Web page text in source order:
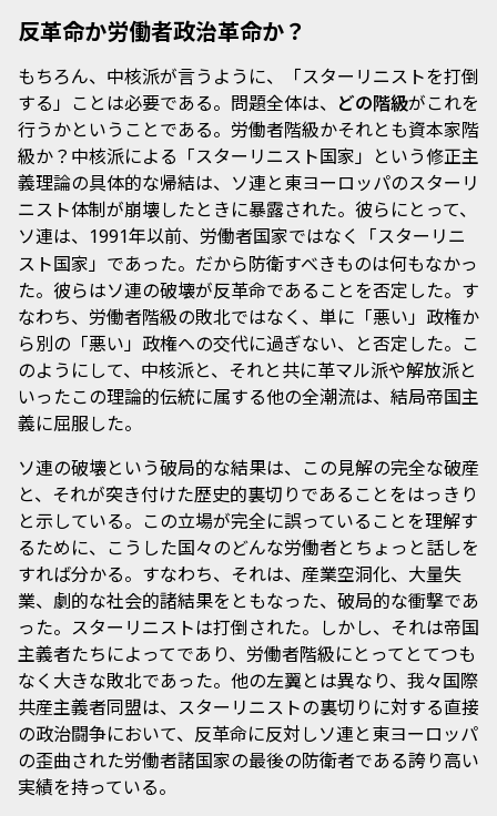
反革命か労働者政治革命か？
もちろん、中核派が言うように、「スターリニストを打倒
する」ことは必要である。問題全体は、 どの階級がこれを
行うかということである。労働者階級かそれとも資本家階
級か？中核派による「スターリニスト国家」という修正主
義理論の具体的な帰結は、ソ連と東ヨーロッパのスターリ
ニスト体制が崩壊したときに暴露された。彼らにとって、
ソ連は、 1991年以前、労働者国家ではなく「スターリニ
スト国家」であった。だから防衛すべきものは何もなかっ
た。彼らはソ連の破壊が反革命であることを否定した。す
なわち、労働者階級の敗北ではなく、単に「悪い」政権か
ら別の「悪い」政権への交代に過ぎない、と否定した。こ
のようにして、中核派と、それと共に革マル派や解放派と
いったこの理論的伝統に属する他の全潮流は、結局帝国主
義に屈服した。
ソ連の破壊という破局的な結果は、この見解の完全な破産
と、それが突き付けた歴史的裏切りであることをはっきり
と示している。この立場が完全に誤っていることを理解す
るために、こうした国々のどんな労働者とちょっと話しを
すれば分かる。すなわち、それは、産業空洞化、大量失
業、劇的な社会的諸結果をともなった、破局的な衝撃であ
った。スターリニストは打倒された。しかし、それは帝国
主義者たちによってであり、労働者階級にとってとてつも
なく大きな敗北であった。他の左翼とは異なり、我々国際
共産主義者同盟は、スターリニストの裏切りに対する直接
の政治闘争において、反革命に反対しソ連と東ヨーロッパ
の歪曲された労働者諸国家の最後の防衛者である誇り高い
実績を持っている。